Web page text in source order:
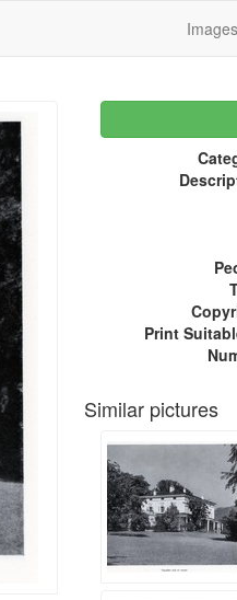
Images
Print
Similar pictures